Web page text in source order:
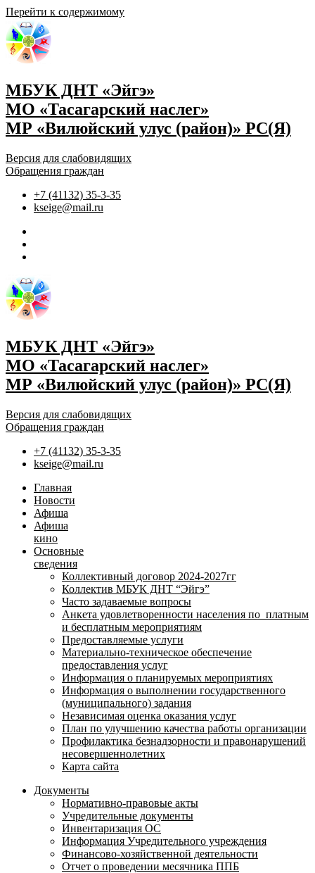
Перейти к содержимому
МБУК ДНТ «Эйгэ»
МО «Тасагарский наслег»
МР «Вилюйский улус (район)» РС(Я)
Версия для слабовидящих
Обращения граждан
+7 (41132) 35-3-35
kseige@mail.ru
МБУК ДНТ «Эйгэ»
МО «Тасагарский наслег»
МР «Вилюйский улус (район)» РС(Я)
Версия для слабовидящих
Обращения граждан
+7 (41132) 35-3-35
kseige@mail.ru
Главная
Новости
Афиша
Афиша
кино
Основные
сведения
Коллективный договор 2024-2027гг
Коллектив МБУК ДНТ “Эйгэ”
Часто задаваемые вопросы
Анкета удовлетворенности населения по платным
и бесплатным мероприятиям
Предоставляемые услуги
Материально-техническое обеспечение
предоставления услуг
Информация о планируемых мероприятиях
Информация о выполнении государственного
(муниципального) задания
Независимая оценка оказания услуг
План по улучшению качества работы организации
Профилактика безнадзорности и правонарушений
несовершеннолетних
Карта сайта
Документы
Нормативно-правовые акты
Учредительные документы
Инвентаризация ОС
Информация Учредительного учреждения
Финансово-хозяйственной деятельности
Отчет о проведении месячника ППБ